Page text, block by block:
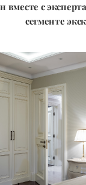
вместе с
сегменте